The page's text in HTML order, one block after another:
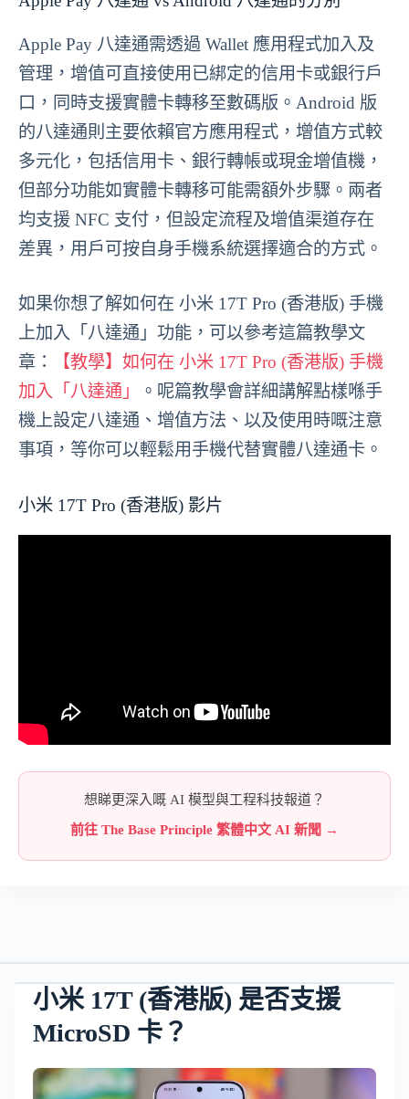
Apple Pay 八達通需透過 Wallet 應用程式加入及
管理，增值可直接使用已綁定的信用卡或銀行戶
口，同時支援實體卡轉移至數碼版。Android 版
的八達通則主要依賴官方應用程式，增值方式較
多元化，包括信用卡、銀行轉帳或現金增值機，
但部分功能如實體卡轉移可能需額外步驟。兩者
均支援 NFC 支付，但設定流程及增值渠道存在
差異，用戶可按自身手機系統選擇適合的方式。
如果你想了解如何在 小米 17T Pro (香港版) 手機
上加入「八達通」功能，可以參考這篇教學文
章：
【教學】如何在 小米 17T Pro (香港版) 手機
加入「八達通」
。呢篇教學會詳細講解點樣喺手
機上設定八達通、增值方法、以及使用時嘅注意
事項，等你可以輕鬆用手機代替實體八達通卡。
小米 17T Pro (香港版) 影片
想睇更深入嘅 AI 模型與工程科技報道？
前往 The Base Principle 繁體中文 AI 新聞 →
小米 17T (香港版) 是否支援
MicroSD 卡？